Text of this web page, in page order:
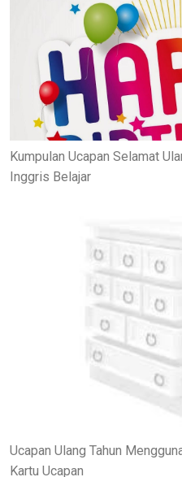
Kumpulan Ucapan Selamat
Inggris Belajar
Ucapan Ulang Tahun
Kartu Ucapan